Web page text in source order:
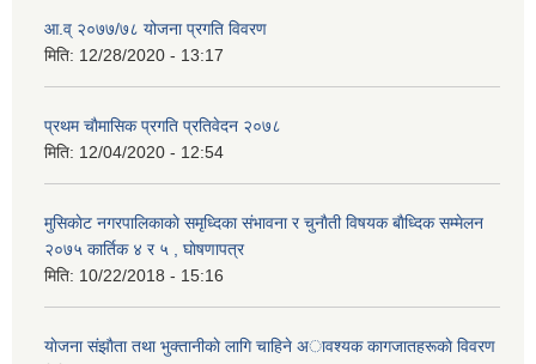
आ.व् २०७७/७८ योजना प्रगति विवरण
मिति: 12/28/2020 - 13:17
प्रथम चाैमासिक प्रगति प्रतिवेदन २०७८
मिति: 12/04/2020 - 12:54
मुसिकाेट नगरपालिकाकाे समृध्दिका संभावना र चुनाैती विषयक बाैध्दिक सम्मेलन
२०७५ कार्तिक ४ र ५ , घाेषणापत्र
मिति: 10/22/2018 - 15:16
याेजना संझाैता तथा भुक्तानीकाे लागि चाहिने अावश्यक कागजातहरूकाे विवरण